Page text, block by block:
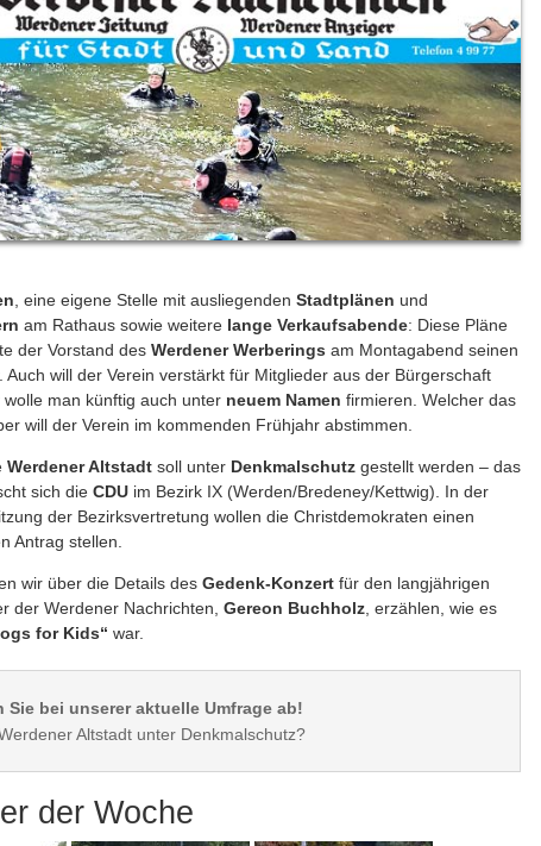
, eine eigene Stelle mit ausliegenden Stadtplänen und
am Rathaus sowie weitere lange Verkaufsabende: Diese Pläne
der Vorstand des Werdener Werberings am Montagabend seinen
Auch will der Verein verstärkt für Mitglieder aus der Bürgerschaft
man künftig auch unter neuem Namen firmieren. Welcher das
will der Verein im kommenden Frühjahr abstimmen.
Werdener Altstadtsoll unter Denkmalschutzgestellt werden – das
sich die CDUim Bezirk IX (Werden/Bredeney/Kettwig). In der
der Bezirksvertretung wollen die Christdemokraten einen
Antrag stellen.
wir über die Details des Gedenk-Konzertfür den langjährigen
der Werdener Nachrichten, Gereon Buchholz, erzählen, wie es
for Kids“ war.
Sie bei unserer aktuelle Umfrage ab!
der Woche